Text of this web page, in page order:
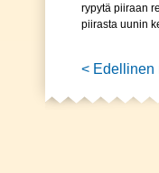
rypytä piiraan
piirasta uunin
< Edellinen